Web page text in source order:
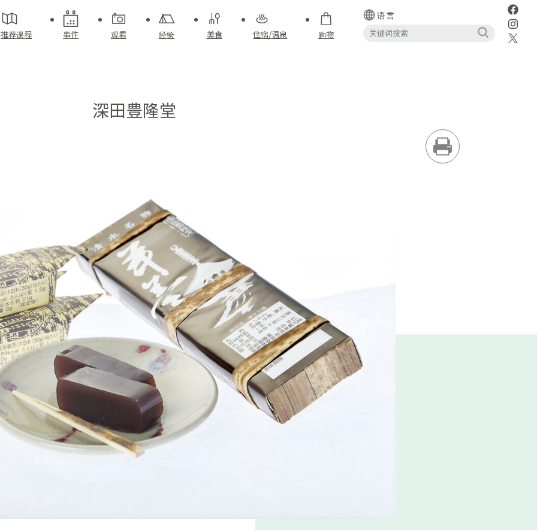
推荐课程 事件 观看 经验 美食 住宿/温泉 购物
语言
深田豊隆堂